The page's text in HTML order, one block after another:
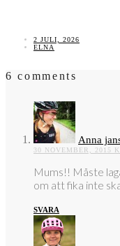
2 JULI, 2026
ELNA
6 comments
Anna
30 NOVEMBER, 2015
Mums!! Måste
om att fika inte
SVARA